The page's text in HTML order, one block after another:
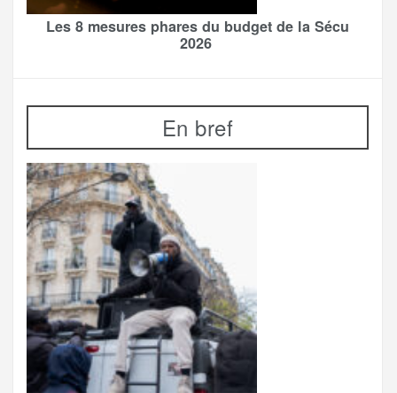
Les 8 mesures phares du budget de la Sécu
2026
En bref